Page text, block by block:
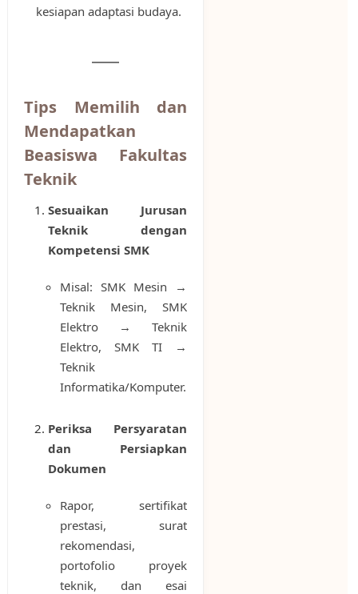
kesiapan adaptasi budaya.
Tips Memilih dan
Mendapatkan
Beasiswa Fakultas
Teknik
Sesuaikan Jurusan
Teknik dengan
Kompetensi SMK
Misal: SMK Mesin →
Teknik Mesin, SMK
Elektro → Teknik
Elektro, SMK TI →
Teknik
Informatika/Komputer.
Periksa Persyaratan
dan Persiapkan
Dokumen
Rapor, sertifikat
prestasi, surat
rekomendasi,
portofolio proyek
teknik, dan esai